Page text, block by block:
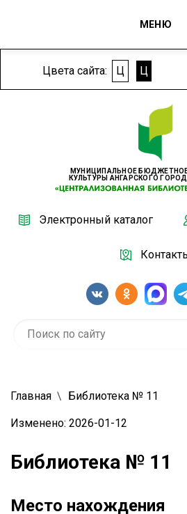
Цвета сайта: Ц Ц
МУНИЦИПАЛЬНОЕ
КУЛЬТУРЫ АНГАРСКОГО
Электронный каталог
МЕНЮ
Главная Библиотека № 11
Изменено: 2026-01-12
Библиотека № 11
Место нахождения